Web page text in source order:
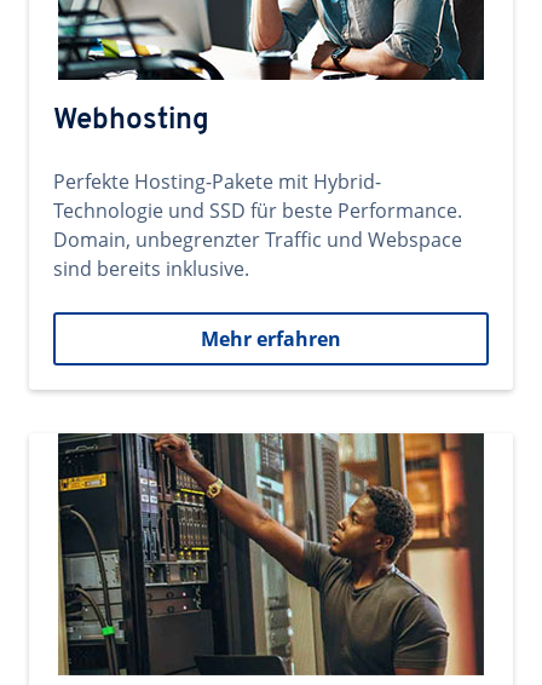
Webhosting
Perfekte Hosting-Pakete mit Hybrid-
Technologie und SSD für beste Performance.
Domain, unbegrenzter Traffic und Webspace
sind bereits inklusive.
Mehr erfahren